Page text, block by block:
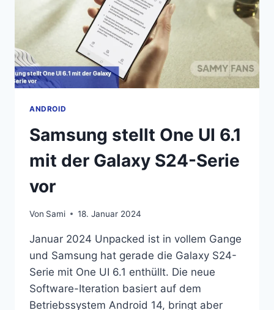
AKTUALISIERT
ANDROID
Samsung stellt One UI 6.1
mit der Galaxy S24-Serie
vor
Von Sami 18. Januar 2024
Januar 2024 Unpacked ist in vollem Gange
und Samsung hat gerade die Galaxy S24-
Serie mit One UI 6.1 enthüllt. Die neue
Software-Iteration basiert auf dem
Betriebssystem Android 14, bringt aber